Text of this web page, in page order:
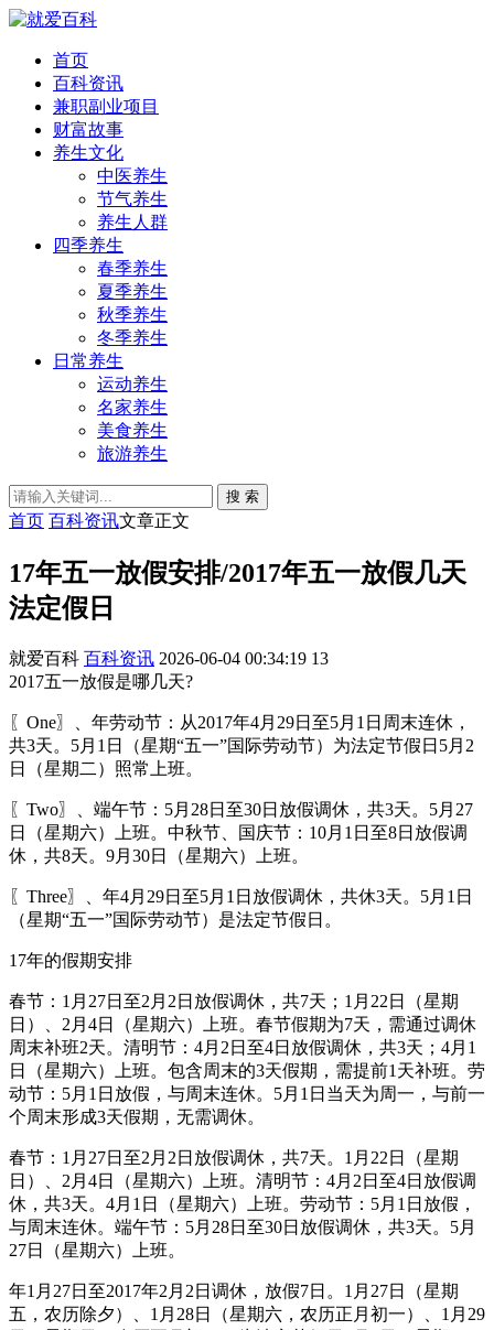
首页
百科资讯
兼职副业项目
财富故事
养生文化
中医养生
节气养生
养生人群
四季养生
春季养生
夏季养生
秋季养生
冬季养生
日常养生
运动养生
名家养生
美食养生
旅游养生
搜 索
首页 百科资讯文章正文
17年五一放假安排/2017年五一放假几天
法定假日
就爱百科 百科资讯 2026-06-04 00:34:19 13
2017五一放假是哪几天?
〖One〗、年劳动节：从2017年4月29日至5月1日周末连休，
共3天。5月1日（星期“五一”国际劳动节）为法定节假日5月2
日（星期二）照常上班。
〖Two〗、端午节：5月28日至30日放假调休，共3天。5月27
日（星期六）上班。中秋节、国庆节：10月1日至8日放假调
休，共8天。9月30日（星期六）上班。
〖Three〗、年4月29日至5月1日放假调休，共休3天。5月1日
（星期“五一”国际劳动节）是法定节假日。
17年的假期安排
春节：1月27日至2月2日放假调休，共7天；1月22日（星期
日）、2月4日（星期六）上班。春节假期为7天，需通过调休
周末补班2天。清明节：4月2日至4日放假调休，共3天；4月1
日（星期六）上班。包含周末的3天假期，需提前1天补班。劳
动节：5月1日放假，与周末连休。5月1日当天为周一，与前一
个周末形成3天假期，无需调休。
春节：1月27日至2月2日放假调休，共7天。1月22日（星期
日）、2月4日（星期六）上班。清明节：4月2日至4日放假调
休，共3天。4月1日（星期六）上班。劳动节：5月1日放假，
与周末连休。端午节：5月28日至30日放假调休，共3天。5月
27日（星期六）上班。
年1月27日至2017年2月2日调休，放假7日。1月27日（星期
五，农历除夕）、1月28日（星期六，农历正月初一）、1月29